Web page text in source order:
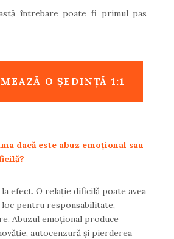
întrebare poate fi primul pas
O ȘEDINȚĂ 1:1
dacă este abuz emoțional sau
efect. O relație dificilă poate avea
loc pentru responsabilitate,
Abuzul emoțional produce
autocenzură și pierderea